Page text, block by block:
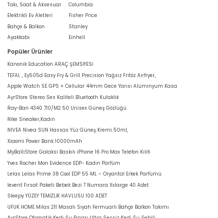
Takı, Saat & Aksesuar
Elektrikli Ev Aletleri
Bahçe & Balkon
Ayakkabı
Columbia
Fisher Price
Stanley
Einhell
Popüler Ürünler
Kanonik Education ARAÇ ŞEMSİYESİ
TEFAL , Ey505d Easy Fry & Grill Precision Yağsız Fritöz Airfryer,
Apple Watch SE GPS + Cellular 44mm Gece Yarısı Alüminyum Kasa
AyrStore Stereo Ses Kaliteli Bluetooth Kulaklık
Ray-Ban 4340 710/M2 50 Unisex Güneş Gözlüğü
Nike Sneaker,Kadın
NIVEA Nivea SUN Hassas Yüz Güneş Kremi 50ml,
Xiaomi Power Bank 10000mAh
MyBalliStore Galaksi Baskılı iPhone 16 Pro Max Telefon Kılıfı
Yves Rocher Mon Evidence EDP- Kadın Parfüm
Lelas Lelas Prime 38 Cool EDP 55 ML – Oryantal Erkek Parfümü
levent Fırsat Paketi Bebek Bezi 7 Numara Xxlarge 40 Adet
Sleepy YÜZEY TEMİZLİK HAVLUSU 100 ADET
UFUK HOME Milas 211 Masalı Siyah Fermuarlı Bahçe Balkon Takımı